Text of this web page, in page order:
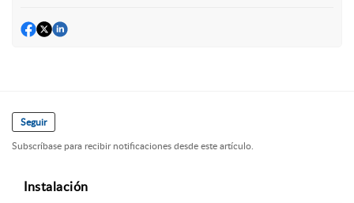
Seguir
Subscríbase para recibir notificaciones desde este artículo.
Instalación